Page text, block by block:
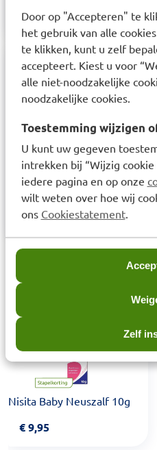
Door op "Accepteren" te
het gebruik van alle
te klikken, kunt u zelf
accepteert. Kiest u voor
alle niet-noodzakelijke
noodzakelijke cookies.
Toestemming wijzigen
U kunt uw gegeven
intrekken bij “Wijzig
iedere pagina en op onze
wilt weten over hoe wij
ons Cookiestatement.
Zelf
Samenstelling
100 g zalf bevat 2,8 g
bestanddelen:
vaseline, middellange
dikvloeibare paraffine,
conserveringsmiddelen.
Laatst bekeken
Nisita Baby Neuszalf 10g
€9,95